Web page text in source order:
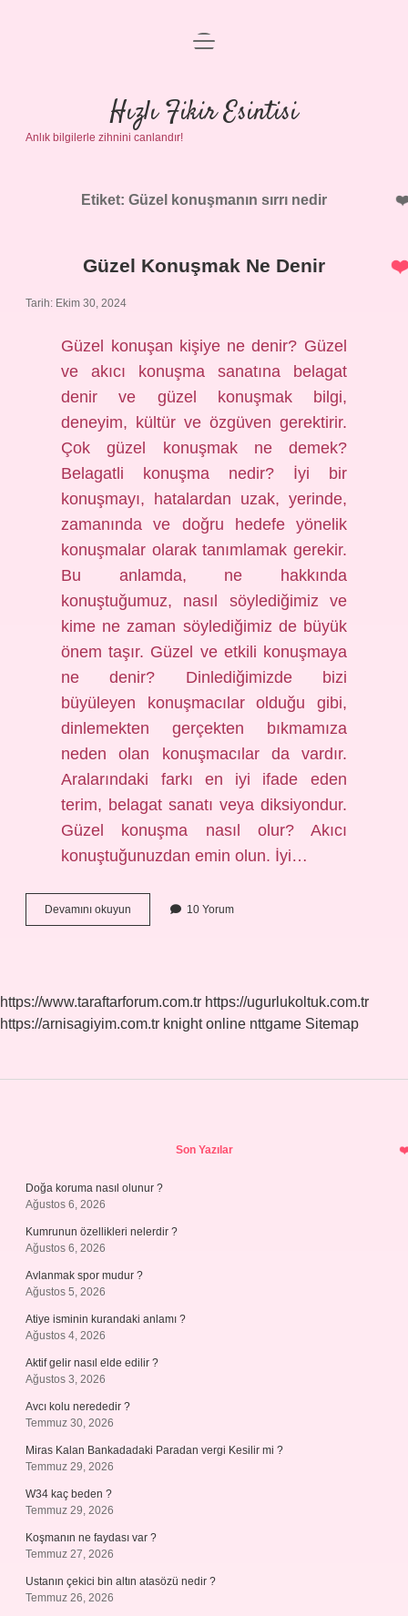
Anasayfa
Gizlilik Politikası
Yasal Uyarı
menüyü
Hızlı Fikir Esintisi
Anlık bilgilerle zihnini canlandır!
Etiket: Güzel konuşmanın sırrı nedir
Güzel Konuşmak Ne Denir
Tarih: Ekim 30, 2024
Güzel konuşan kişiye ne denir? Güzel
ve akıcı konuşma sanatına belagat
denir ve güzel konuşmak bilgi,
deneyim, kültür ve özgüven gerektirir.
Çok güzel konuşmak ne demek?
Belagatli konuşma nedir? İyi bir
konuşmayı, hatalardan uzak, yerinde,
zamanında ve doğru hedefe yönelik
konuşmalar olarak tanımlamak gerekir.
Bu anlamda, ne hakkında
konuştuğumuz, nasıl söylediğimiz ve
kime ne zaman söylediğimiz de büyük
önem taşır. Güzel ve etkili konuşmaya
ne denir? Dinlediğimizde bizi
büyüleyen konuşmacılar olduğu gibi,
dinlemekten gerçekten bıkmamıza
neden olan konuşmacılar da vardır.
Aralarındaki farkı en iyi ifade eden
terim, belagat sanatı veya diksiyondur.
Güzel konuşma nasıl olur? Akıcı
konuştuğunuzdan emin olun. İyi…
Devamını okuyun
Konuşmak
10 Yorum
https://www.taraftarforum.com.tr https://ugurlukoltuk.com.tr
https://arnisagiyim.com.tr knight online nttgame Sitemap
Son Yazılar
Doğa koruma nasıl olunur ?
Ağustos 6, 2026
Kumrunun özellikleri nelerdir ?
Ağustos 6, 2026
Avlanmak spor mudur ?
Ağustos 5, 2026
Atiye isminin kurandaki anlamı ?
Ağustos 4, 2026
Aktif gelir nasıl elde edilir ?
Ağustos 3, 2026
Avcı kolu nerededir ?
Temmuz 30, 2026
Miras Kalan Bankadadaki Paradan vergi Kesilir mi ?
Temmuz 29, 2026
W34 kaç beden ?
Temmuz 29, 2026
Koşmanın ne faydası var ?
Temmuz 27, 2026
Ustanın çekici bin altın atasözü nedir ?
Temmuz 26, 2026